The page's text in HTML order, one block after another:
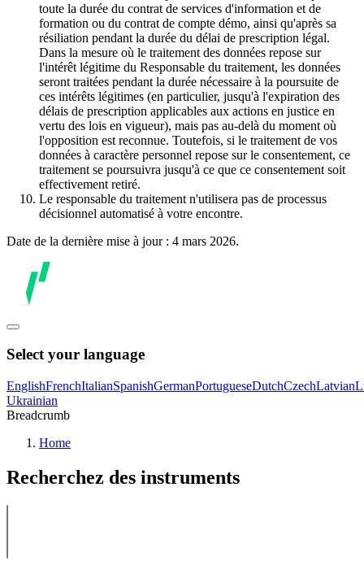
toute la durée du contrat de services d'information et de
formation ou du contrat de compte démo, ainsi qu'après sa
résiliation pendant la durée du délai de prescription légal.
Dans la mesure où le traitement des données repose sur
l'intérêt légitime du Responsable du traitement, les données
seront traitées pendant la durée nécessaire à la poursuite de
ces intérêts légitimes (en particulier, jusqu'à l'expiration des
délais de prescription applicables aux actions en justice en
vertu des lois en vigueur), mais pas au-delà du moment où
l'opposition est reconnue. Toutefois, si le traitement de vos
données à caractère personnel repose sur le consentement, ce
traitement se poursuivra jusqu'à ce que ce consentement soit
effectivement retiré.
Le responsable du traitement n'utilisera pas de processus
décisionnel automatisé à votre encontre.
Date de la dernière mise à jour : 4 mars 2026.
Select your language
EnglishFrenchItalianSpanishGermanPortugueseDutchCzechLatvian
Ukrainian
Breadcrumb
Home
Recherchez des instruments